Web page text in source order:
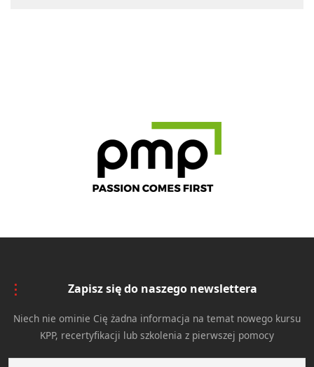
Zapisz się do naszego newslettera
Niech nie ominie Cię żadna informacja na temat nowego kursu
KPP, recertyfikacji lub szkolenia z pierwszej pomocy